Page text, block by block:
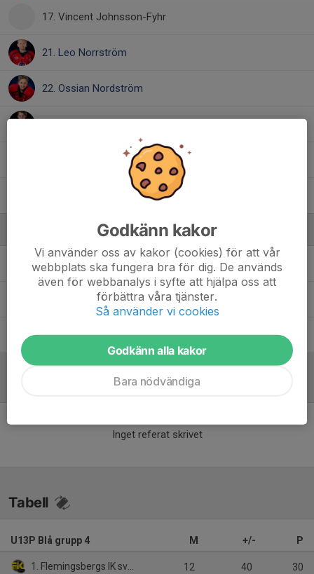
17. Vincent Johnsson-Fyhr
21. Leo Norrström
22. Ossian Nordström
, U15 - Team 12
30. Alexander Karlström
Axel MattissonMaterialare
Kristoffer JyväläTränare
Marie KarlströmLagledare
Inget referat skrivet
Tabell
U13P Blå grupp 4 M +/- P
1. Flemingsbergs IK svart 12 40 30
Godkänn kakor
Vi använder oss av kakor (cookies) för att vår
webbplats ska fungera bra för dig. De används
även för webbanalys i syfte att hjälpa oss att
förbättra våra tjänster.
Så använder vi cookies
Godkänn alla kakor
Bara nödvändiga